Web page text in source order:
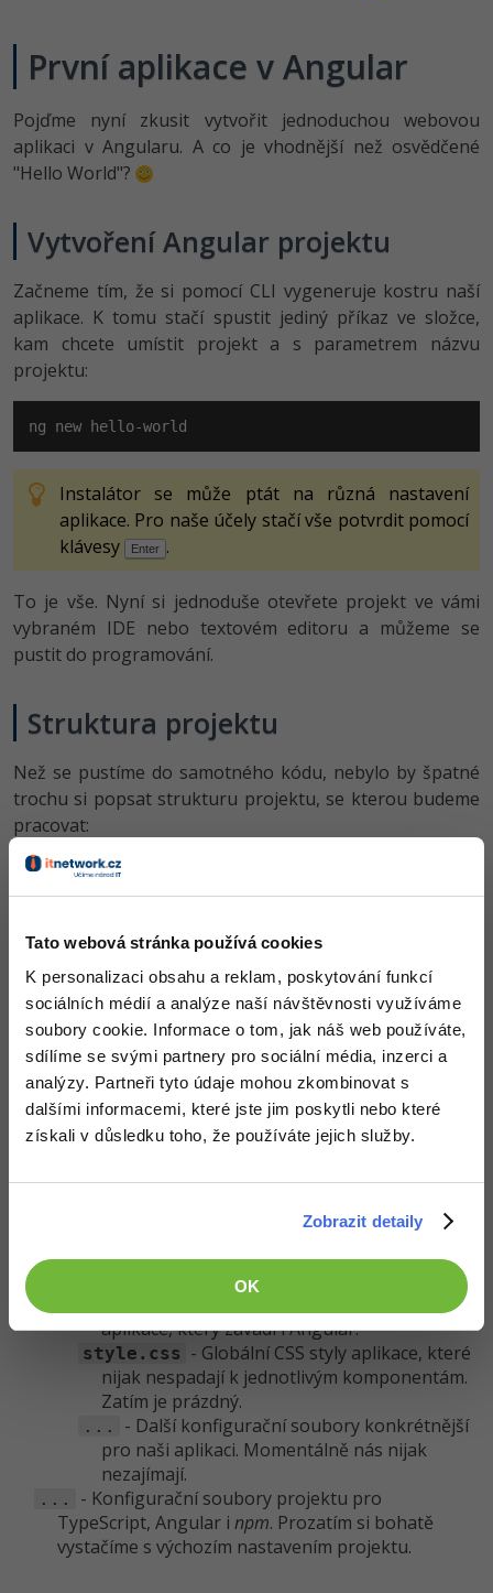
Tato webová stránka používá cookies
K personalizaci obsahu a reklam, poskytování funkcí
sociálních médií a analýze naší návštěvnosti využíváme
soubory cookie. Informace o tom, jak náš web používáte,
sdílíme se svými partnery pro sociální média, inzerci a
analýzy. Partneři tyto údaje mohou zkombinovat s
dalšími informacemi, které jste jim poskytli nebo které
získali v důsledku toho, že používáte jejich služby.
Zobrazit detaily
OK
První aplikace v Angular
Pojďme nyní zkusit vytvořit jednoduchou webovou
aplikaci v Angularu. A co je vhodnější než osvědčené
"Hello World"?
Vytvoření Angular projektu
Začneme tím, že si pomocí CLI vygeneruje kostru naší
aplikace. K tomu stačí spustit jediný příkaz ve složce,
kam chcete umístit projekt a s parametrem názvu
projektu:
ng new hello-world
Instalátor se může ptát na různá nastavení
aplikace. Pro naše účely stačí vše potvrdit pomocí
klávesy
Enter .
To je vše. Nyní si jednoduše otevřete projekt ve vámi
vybraném IDE nebo textovém editoru a můžeme se
pustit do programování.
Struktura projektu
Než se pustíme do samotného kódu, nebylo by špatné
trochu si popsat strukturu projektu, se kterou budeme
pracovat:
e2e/ - Zde jsou umístěné automatické testy naší
aplikace. To nás v tuto chvíli nemusí zajímat.
aplikace, které si ukládánpm.
- Zdrojové kódy naší aplikace. Zde budeme
programovat!
app/ - Hlavní modul naší aplikace obsahující
prozatím jedinou komponentu
AppComponent . S tou budeme za chvíli
pracovat.
assets/ - Složka pro umisťování dalších
zdrojů, např. obrázků apod.
vývoj. Momentálně máme dvě - produkční a
- Hlavní vstupní soubor do
webové aplikace. Obsahuje hlavně kostru
aplikace, který zavádí i Angular.
style.css - Globální CSS styly aplikace, které
nijak nespadají k jednotlivým komponentám.
Zatím je prázdný.
...
- Další konfigurační soubory konkrétnější
pro naši aplikaci. Momentálně nás nijak
nezajímají.
...
- Konfigurační soubory projektu pro
TypeScript, Angular i npm. Prozatím si bohatě
vystačíme s výchozím nastavením projektu.